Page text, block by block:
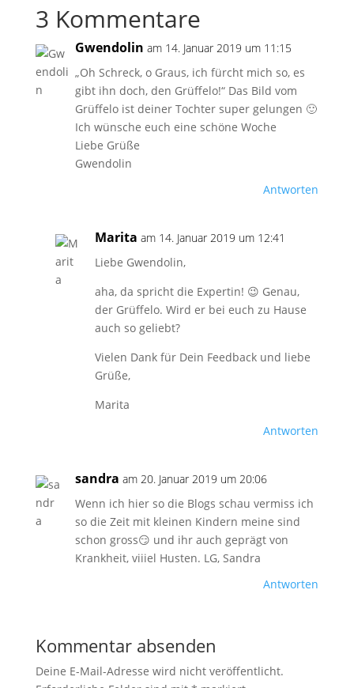
3 Kommentare
Gwendolin am 14. Januar 2019 um 11:15
„Oh Schreck, o Graus, ich fürcht mich so, es
gibt ihn doch, den Grüffelo!“ Das Bild vom
Grüffelo ist deiner Tochter super gelungen 🙂
Ich wünsche euch eine schöne Woche
Liebe Grüße
Gwendolin
Antworten
Marita am 14. Januar 2019 um 12:41
Liebe Gwendolin,
aha, da spricht die Expertin! 😉 Genau,
der Grüffelo. Wird er bei euch zu Hause
auch so geliebt?
Vielen Dank für Dein Feedback und liebe
Grüße,
Marita
Antworten
sandra am 20. Januar 2019 um 20:06
Wenn ich hier so die Blogs schau vermiss ich
so die Zeit mit kleinen Kindern meine sind
schon gross😏 und ihr auch geprägt von
Krankheit, viiiel Husten. LG, Sandra
Antworten
Kommentar absenden
Deine E-Mail-Adresse wird nicht veröffentlicht.